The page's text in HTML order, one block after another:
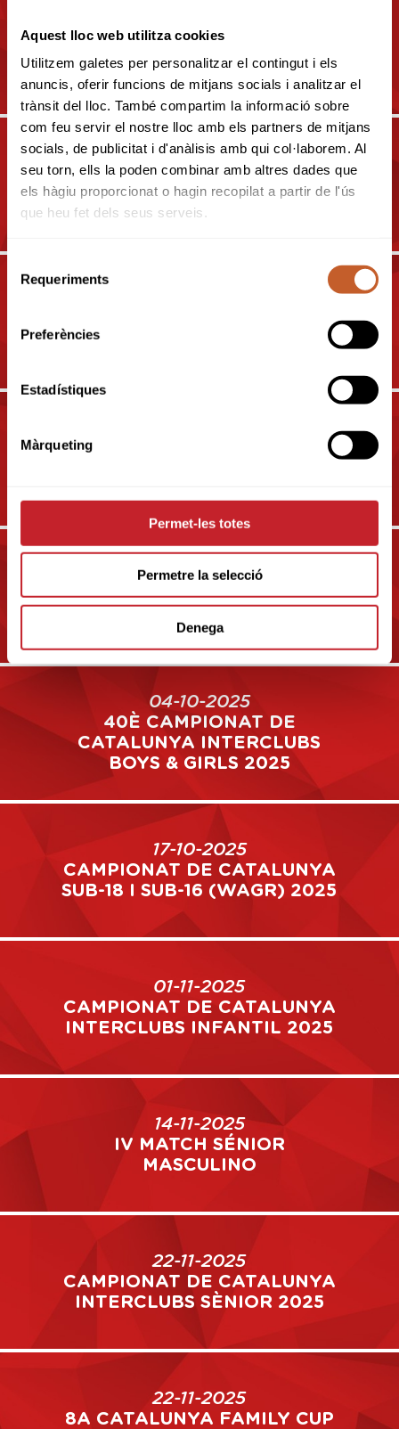
Aquest lloc web utilitza cookies
Utilitzem galetes per personalitzar el contingut i els
anuncis, oferir funcions de mitjans socials i analitzar el
trànsit del lloc. També compartim la informació sobre
com feu servir el nostre lloc amb els partners de mitjans
socials, de publicitat i d'anàlisis amb qui col·laborem. Al
seu torn, ells la poden combinar amb altres dades que
els hàgiu proporcionat o hagin recopilat a partir de l'ús
que heu fet dels seus serveis.
Requeriments
Preferències
Estadístiques
Màrqueting
Permet-les totes
Permetre la selecció
Denega
19-07-2025
DOBLES SÈNIOR 2025
06-09-2025
CAMPIONAT DE CATALUNYA
INTERCLUBS MID-AMATEUR
2025
CAMPIONAT DE CATALUNYA
MATCH PLAY SUB-18 2025
CAMPIONAT DE CATALUNYA
27-09-2025
COPA CATALUNYA 5ª
04-10-2025
40È CAMPIONAT DE
CATALUNYA INTERCLUBS
BOYS & GIRLS 2025
17-10-2025
CAMPIONAT DE CATALUNYA
SUB-18 I SUB-16 (WAGR) 2025
01-11-2025
CAMPIONAT DE CATALUNYA
INTERCLUBS INFANTIL 2025
14-11-2025
IV MATCH SÉNIOR
MASCULINO
22-11-2025
CAMPIONAT DE CATALUNYA
INTERCLUBS SÈNIOR 2025
22-11-2025
8A CATALUNYA FAMILY CUP